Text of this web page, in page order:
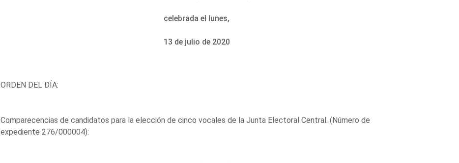
celebrada el lunes,
13 de julio de 2020
ORDEN DEL DÍA:
Comparecencias de candidatos para la elección de cinco vocales de la Junta Electoral Central. (Número de
expediente 276/000004):